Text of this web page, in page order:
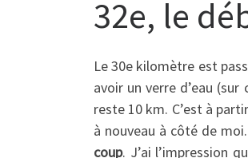
32e, le
Le 30e kilomètre est
avoir un verre d’eau
reste 10 km. C’est à
à nouveau à côté de
coup. J’ai l’impression